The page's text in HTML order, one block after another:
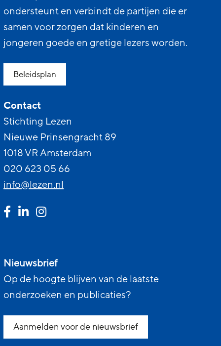
ondersteunt en verbindt de partijen die er
samen voor zorgen dat kinderen en
jongeren goede en gretige lezers worden.
Beleidsplan
Contact
Stichting Lezen
Nieuwe Prinsengracht 89
1018 VR Amsterdam
020 623 05 66
info@lezen.nl
Nieuwsbrief
Op de hoogte blijven van de laatste
onderzoeken en publicaties?
Aanmelden voor de nieuwsbrief